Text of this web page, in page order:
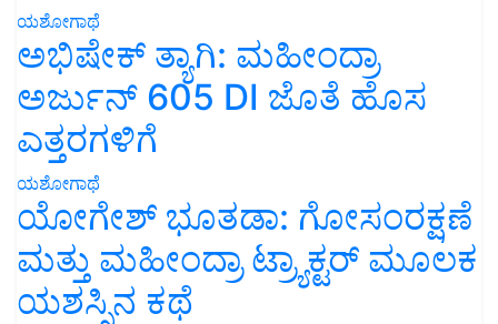
ಯಶೋಗಾಥೆ
ಅಭಿಷೇಕ್ ತ್ಯಾಗಿ: ಮಹೀಂದ್ರಾ
ಅರ್ಜುನ್ 605 DI ಜೊತೆ ಹೊಸ
ಎತ್ತರಗಳಿಗೆ
ಯಶೋಗಾಥೆ
ಯೋಗೇಶ್ ಭೂತಡಾ: ಗೋಸಂರಕ್ಷಣೆ
ಮತ್ತು ಮಹೀಂದ್ರಾ ಟ್ರ್ಯಾಕ್ಟರ್ ಮೂಲಕ
ಯಶಸ್ಸಿನ ಕಥೆ